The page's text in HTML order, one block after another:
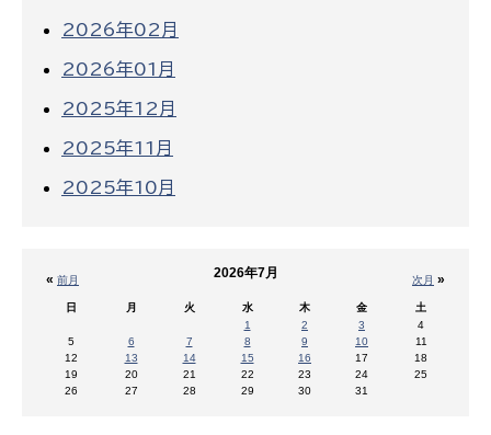
2026年02月
2026年01月
2025年12月
2025年11月
2025年10月
« 前月 次月 »
2026年7月
日 月 火 水 木 金
土
1
2 3
4
5
6 7 8 9 10
11
12
13 14 15 16 17
18
19
20 21 22 23 24
25
26
27 28 29 30 31